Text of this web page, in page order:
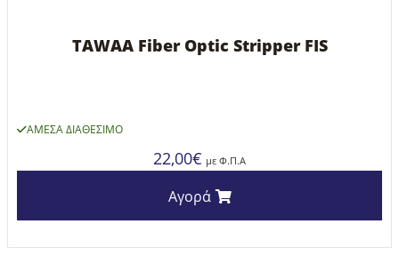
TAWAA Fiber Optic Stripper FIS
ΆΜΕΣΑ ΔΙΑΘΈΣΙΜΟ
22,00€ με Φ.Π.Α
Αγορά